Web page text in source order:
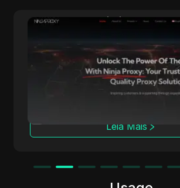
NinjaProxy
NinjaProxy é um fornecedor
serviços com mais de 10 anos de
oferecendo proxies de alta
acesso anônimo à web. Sua rede
abrange mais de 50 locais
proxies de centro de dados,
móveis.
Leia Mais